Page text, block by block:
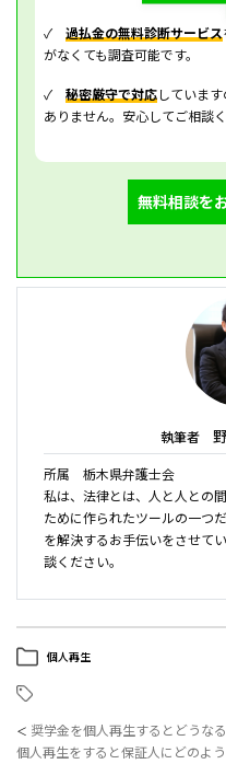
✓ 過払金の無料診断サービス
がなくても調査可能です。
✓ 秘密厳守で対応していま
ありません。安心してご相談く
無料相談を
執筆者
所属 栃木県弁護士会
私は、法律とは、人と人との
ために作られたツールの一つ
を解決するお手伝いをさせて
談ください。
個人再生
＜ 奨学金を個人再生するとどうな
個人再生をすると保証人にどのよ